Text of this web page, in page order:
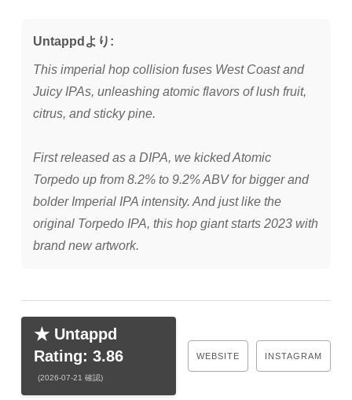
Untappdより:
This imperial hop collision fuses West Coast and
Juicy IPAs, unleashing atomic flavors of lush fruit,
citrus, and sticky pine.
First released as a DIPA, we kicked Atomic
Torpedo up from 8.2% to 9.2% ABV for bigger and
bolder Imperial IPA intensity. And just like the
original Torpedo IPA, this hop giant starts 2023 with
brand new artwork.
★ Untappd
Rating: 3.86
(2026-07-21 確認)
WEBSITE INSTAGRAM